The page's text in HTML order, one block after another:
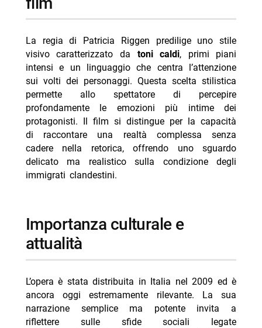
La regia di Patricia Riggen predilige uno stile
visivo caratterizzato da toni caldi, primi piani
intensi e un linguaggio che centra l’attenzione
sui volti dei personaggi. Questa scelta stilistica
permette allo spettatore di percepire
profondamente le emozioni più intime dei
protagonisti. Il film si distingue per la capacità
di raccontare una realtà complessa senza
cadere nella retorica, offrendo uno sguardo
delicato ma realistico sulla condizione degli
immigrati clandestini.
importanza culturale e
attualità
L’opera è stata distribuita in Italia nel 2009 ed è
ancora oggi estremamente rilevante. La sua
narrazione semplice ma potente invita a
riflettere sulle sfide sociali legate